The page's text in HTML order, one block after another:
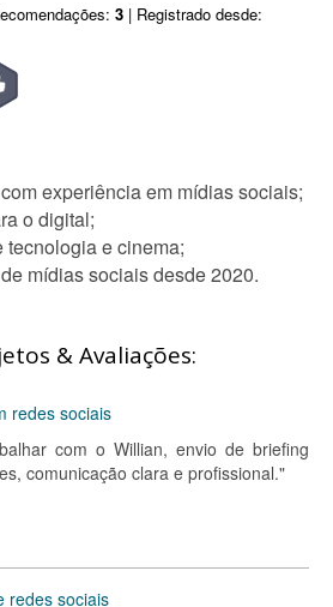
3 | Registrado desde:
experiência em mídias sociais;
o digital;
tecnologia e cinema;
mídias sociais desde 2020.
& Avaliações:
redes sociais
com o Willian, envio de briefing
comunicação clara e profissional."
redes sociais